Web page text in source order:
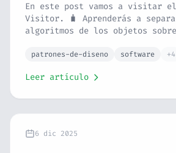
En este post vamos a visitar
Visitor. 🧳 Aprenderás a
algoritmos de los objetos
visitando una ciudad y un
principio Open/Closed a
patrones-de-diseno software +4
Leer artículo
6 dic 2025